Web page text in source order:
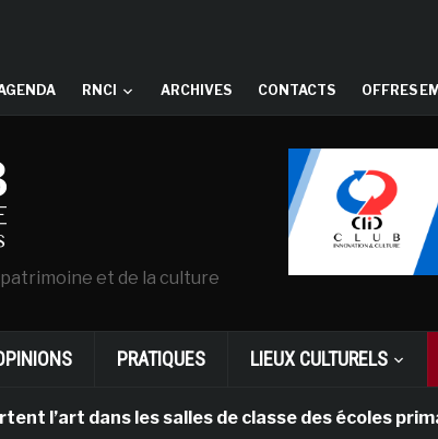
RNCI ARCHIVES CONTACTS OFFRES
et de la culture
PRATIQUES LIEUX CULTURELS
l’art dans les salles de classe des écoles